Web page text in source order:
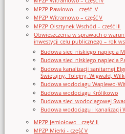
MPZP Pawłowo – część IV
MPZP Witramowo – część V
MPZP Olsztynek Wschód – część III
Obwieszczenia w sprawach o
inwestycji celu publicznego – rok
Budowa sieci niskiego napięcia
Budowa sieci niskiego napięcia
Budowa kanalizacji sanitarnej
Świętajny, Tolejny, Wigwałd,
Budowa wodociągu Waplewo-
Budowa wodociągu Królikowo
Budowa sieci wodociągowej
Budowa wodociągu i kanalizacji
MPZP Jemiołowo - część II
MPZP Mierki - część V